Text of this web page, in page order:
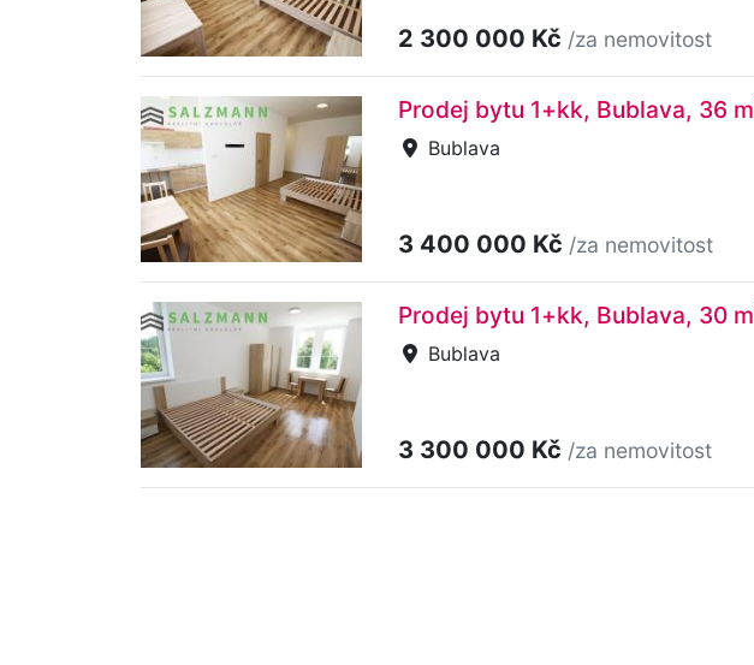
2 300 000 Kč /za nemovitost
Prodej bytu 1+kk, Bublava, 36 m
Bublava
3 400 000 Kč /za nemovitost
Prodej bytu 1+kk, Bublava, 30 m
Bublava
3 300 000 Kč /za nemovitost